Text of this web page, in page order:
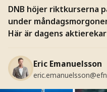
DNB höjer riktkurserna
under
Här är dagens
Eric Emanuelsson